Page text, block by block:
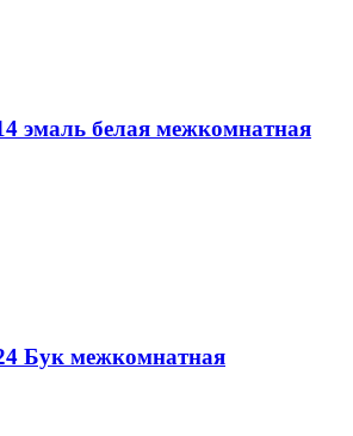
эмаль белая межкомнатная
Бук межкомнатная